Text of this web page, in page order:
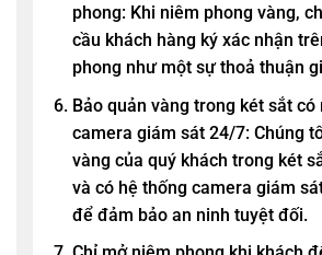
phong: Khi niêm phong vàng,
cầu khách hàng ký xác nhận
phong như một sự thoả thuận
Bảo quản vàng trong két sắt có
camera giám sát 24/7: Chúng
vàng của quý khách trong két
và có hệ thống camera giám
để đảm bảo an ninh tuyệt đối.